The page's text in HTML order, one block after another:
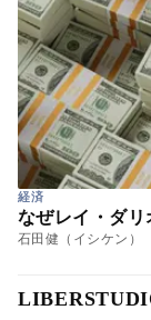
経済
なぜレイ・ダリ
石田健（イシケン）